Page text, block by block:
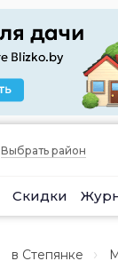
Выбрать район
Скидки
в Степянке